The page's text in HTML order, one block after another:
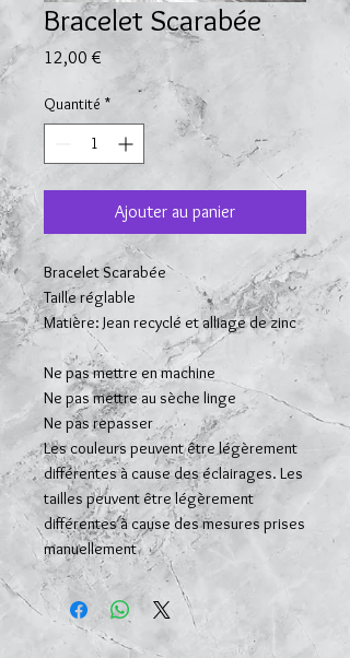
Bracelet Scarabée
12,00 €
Quantité *
Ajouter au panier
Bracelet Scarabée
Taille réglable
Matière: Jean recyclé et alliage de zinc
Ne pas mettre en machine
Ne pas mettre au sèche linge
Ne pas repasser
Les couleurs peuvent être légèrement
différentes à cause des éclairages. Les
tailles peuvent être légèrement
différentes à cause des mesures prises
manuellement